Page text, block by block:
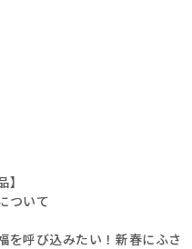
ついて
を呼び込みたい！新春にふさ